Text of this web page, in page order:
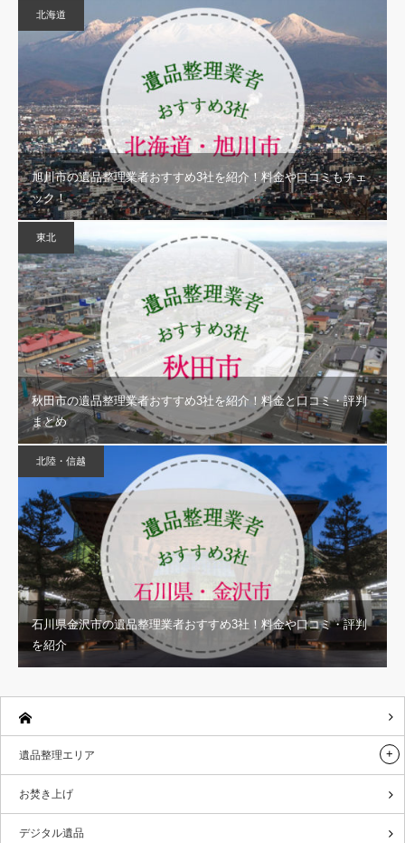
北海道
旭川市の遺品整理業者おすすめ3社を紹介！料金や口コミもチェ
ック！
東北
秋田市の遺品整理業者おすすめ3社を紹介！料金と口コミ・評判
まとめ
北陸・信越
石川県金沢市の遺品整理業者おすすめ3社！料金や口コミ・評判
を紹介
遺品整理エリア
お焚き上げ
デジタル遺品